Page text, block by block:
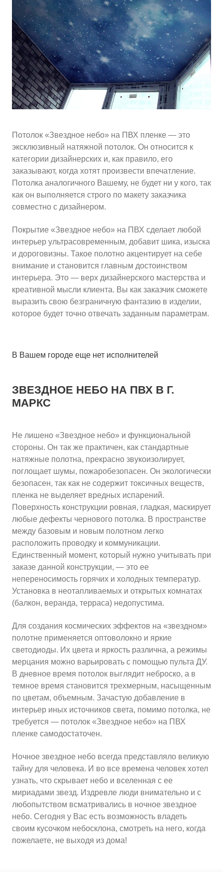
5
10 м2 ≈4000руб.
Ориентировочная площадь Вашего потолка
99
Подобрать исполнителя
Потолок «Звездное небо» на ПВХ пленке — это
эксклюзивный натяжной потолок. Он относится к
категории дизайнерских и, как правило, его
заказывают, когда хотят произвести впечатление.
Потолка аналогичного Вашему, не будет ни у кого, так
как он выполняется строго по макету заказчика
совместно с дизайнером.
Покрытие «Звездное небо» на ПВХ сделает любой
интерьер ультрасовременным, добавит шика, изыска
и дороговизны. Такое полотно акцентирует на себе
внимание и становится главным достоинством
интерьера. Это — верх дизайнерского мастерства и
креативной мысли клиента. Вы как заказчик сможете
выразить свою безграничную фантазию в изделии,
которое будет точно отвечать заданным параметрам.
В Вашем городе еще нет исполнителей
ЗВЕЗДНОЕ НЕБО НА ПВХ В Г.
МАРКС
Не лишено «Звездное небо» и функциональной
стороны. Он так же практичен, как стандартные
натяжные полотна, прекрасно звукоизолирует,
поглощает шумы, пожаробезопасен. Он экологически
безопасен, так как не содержит токсичных веществ,
пленка не выделяет вредных испарений.
Поверхность конструкции ровная, гладкая, маскирует
любые дефекты чернового потолка. В пространстве
между базовым и новым полотном легко
расположить проводку и коммуникации.
Единственный момент, который нужно учитывать при
заказе данной конструкции, — это ее
непереносимость горячих и холодных температур.
Установка в неотапливаемых и открытых комнатах
(балкон, веранда, терраса) недопустима.
Для создания космических эффектов на «звездном»
полотне применяется оптоволокно и яркие
светодиоды. Их цвета и яркость различна, а режимы
мерцания можно варьировать с помощью пульта ДУ.
В дневное время потолок выглядит неброско, а в
темное время становится трехмерным, насыщенным
по цветам, объемным. Зачастую добавление в
интерьер иных источников света, помимо потолка, не
требуется — потолок «Звездное небо» на ПВХ
пленке самодостаточен.
Ночное звездное небо всегда представляло великую
тайну для человека. И во все времена человек хотел
узнать, что скрывает небо и вселенная с ее
мириадами звезд. Издревле люди внимательно и с
любопытством всматривались в ночное звездное
небо. Сегодня у Вас есть возможность владеть
своим кусочком небосклона, смотреть на него, когда
пожелаете, не выходя из дома!